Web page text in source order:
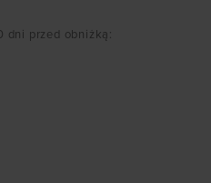
dni przed obniżką: